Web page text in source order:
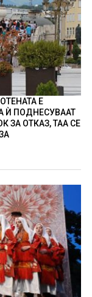
Е
Ѝ ПОДНЕСУВААТ
ОТКАЗ, ТАА СЕ